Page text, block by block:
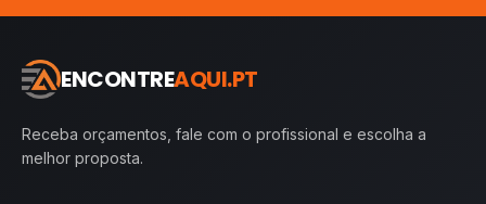
ENCONTREAQUI.PT
Receba orçamentos, fale com o profissional e escolha a
melhor proposta.